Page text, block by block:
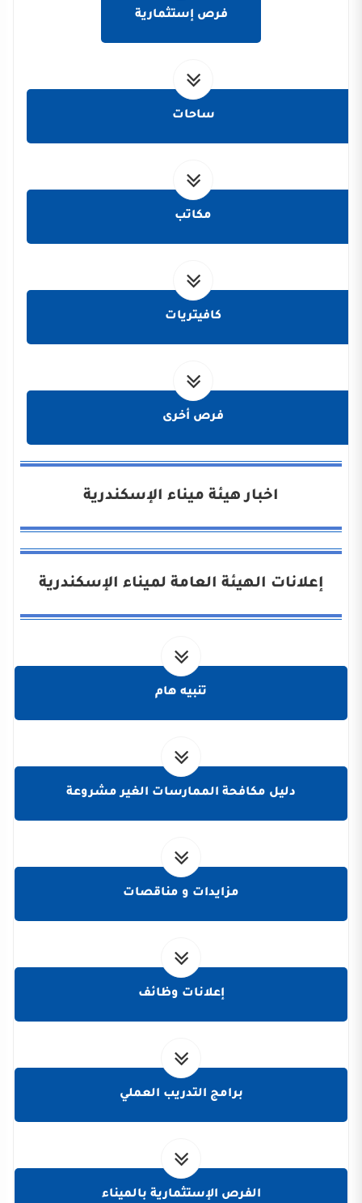
فرص إستثمارية
ساحات
مكاتب
كافيتريات
فرص أخرى
اخبار هيئة ميناء الإسكندرية
إعلانات الهيئة العامة لميناء الإسكندرية
تنبيه هام
دليل مكافحة الممارسات الغير مشروعة
مزايدات و مناقصات
إعلانات وظائف
برامج التدريب العملي
الفرص الإستثمارية بالميناء